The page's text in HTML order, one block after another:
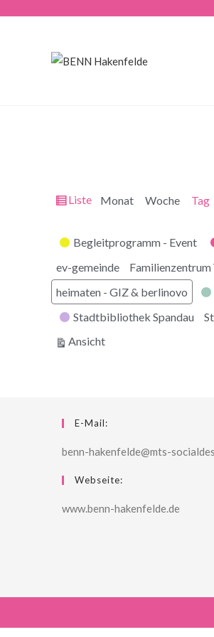
Ansicht
Liste Monat Woche Tag
Kategorien
Begleitprogramm - Event
ev-gemeinde
heimaten - GIZ & berlinovo
Stadtbibliothek Spandau
Ansichtausdrucken
E-Mail:
benn-hakenfelde@mts-
Webseite:
www.benn-hakenfelde.de